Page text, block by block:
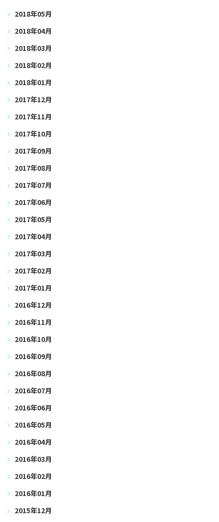
2018年05月
2018年04月
2018年03月
2018年02月
2018年01月
2017年12月
2017年11月
2017年10月
2017年09月
2017年08月
2017年07月
2017年06月
2017年05月
2017年04月
2017年03月
2017年02月
2017年01月
2016年12月
2016年11月
2016年10月
2016年09月
2016年08月
2016年07月
2016年06月
2016年05月
2016年04月
2016年03月
2016年02月
2016年01月
2015年12月